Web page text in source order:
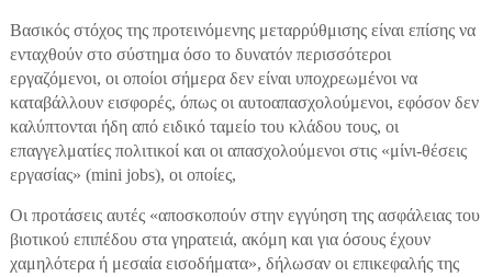
Βασικός στόχος της προτεινόμενης μεταρρύθμισης είναι επίσης να
ενταχθούν στο σύστημα όσο το δυνατόν περισσότεροι
εργαζόμενοι, οι οποίοι σήμερα δεν είναι υποχρεωμένοι να
καταβάλλουν εισφορές, όπως οι αυτοαπασχολούμενοι, εφόσον δεν
καλύπτονται ήδη από ειδικό ταμείο του κλάδου τους, οι
επαγγελματίες πολιτικοί και οι απασχολούμενοι στις «μίνι-θέσεις
εργασίας» (mini jobs), οι οποίες,
Οι προτάσεις αυτές «αποσκοπούν στην εγγύηση της ασφάλειας του
βιοτικού επιπέδου στα γηρατειά, ακόμη και για όσους έχουν
χαμηλότερα ή μεσαία εισοδήματα», δήλωσαν οι επικεφαλής της